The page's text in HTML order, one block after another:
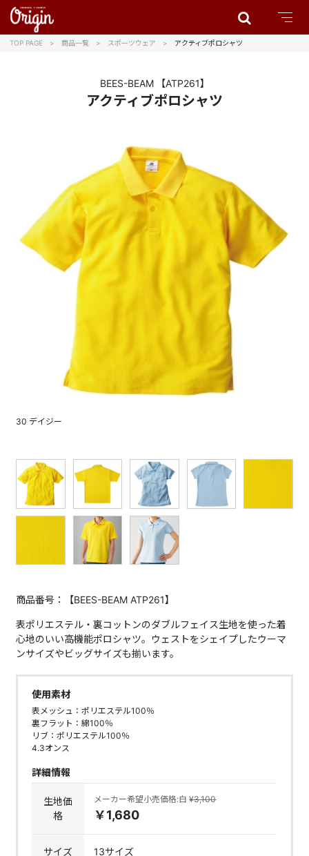
TOP PAGE 商品一覧 スポーツウェア アクティブポロシャツ
BEES-BEAM 【ATP261】
アクティブポロシャツ
30 デイジー
商品番号：【BEES-BEAM ATP261】
表ポリエステル・裏コットンのダブルフェイス生地を使った着
心地のいい高機能ポロシャツ。ウェストをシェイプしたウーマ
ンサイズやビッグサイズも揃います。
使用素材
表メッシュ：ポリエステル100％
裏フラット：綿100％
リブ：ポリエステル100％
4.3オンス
詳細情報
生地価
格
メーカー希望小売価格:白¥3,100
￥1,680
サイズ 13サイズ